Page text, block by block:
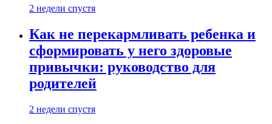
2 недели спустя
Как не перекармливать ребенка и
сформировать у него здоровые
привычки: руководство для
родителей
2 недели спустя